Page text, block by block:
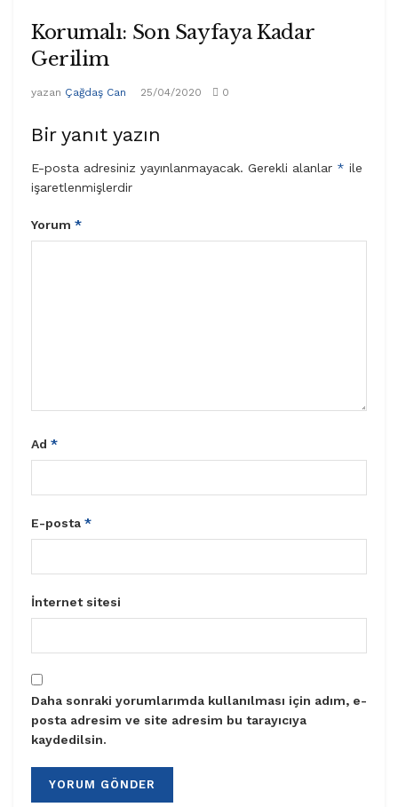
Korumalı: Son Sayfaya Kadar
Gerilim
yazan Çağdaş Can 25/04/2020 0
Bir yanıt yazın
E-posta adresiniz yayınlanmayacak. Gerekli alanlar * ile
işaretlenmişlerdir
Yorum *
Ad *
E-posta *
İnternet sitesi
Daha sonraki yorumlarımda kullanılması için adım, e-
posta adresim ve site adresim bu tarayıcıya
kaydedilsin.